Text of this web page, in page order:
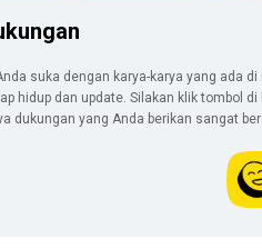
suka dengan karya-karya yang ada
hidup dan update. Silakan klik tombol
dukungan yang Anda berikan sangat